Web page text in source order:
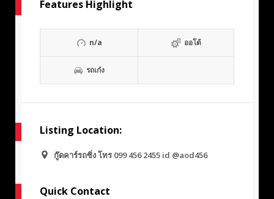
Features Highlight
n/a ออโต้
รถเก๋ง
Listing Location:
กู๊ดคาร์รถซิ่ง โทร 099 456 2455 id @aod456
Quick Contact